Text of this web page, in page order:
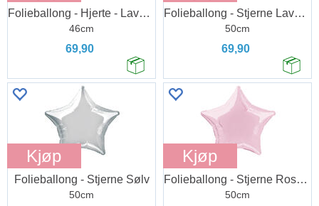
Folieballong - Hjerte - Lavendel
46cm
69,90
Folieballong - Stjerne Lavendel
50cm
69,90
Kjøp
Folieballong - Stjerne Sølv
50cm
Kjøp
Folieballong - Stjerne Rosa Lys
50cm